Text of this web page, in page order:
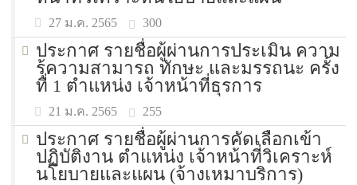
27 ม.ค. 2565 300
ประกาศ รายชื่อผู้ผ่านการประเมิน ความ
รุ้ความสามารถ ทักษะ และมรรถนะ ครั้ง
ที่ 1 ตำแหน่ง เจ้าหน้าที่ธุรการ
21 ม.ค. 2565 255
ประกาศ รายชื่อผู้ผ่านการคัดเลือกเข้า
ปฏิบัติงาน ตำแหน่ง เจ้าหน้าที่วิเคราะห์
นโยบายและแผน (จ้างเหมาบริการ)